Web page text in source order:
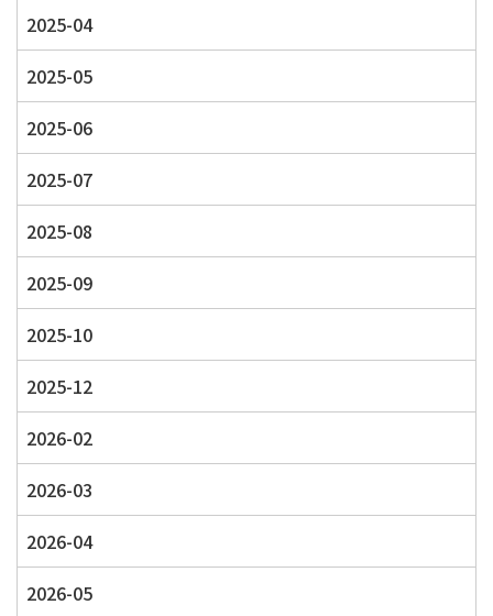
2025-04
2025-05
2025-06
2025-07
2025-08
2025-09
2025-10
2025-12
2026-02
2026-03
2026-04
2026-05